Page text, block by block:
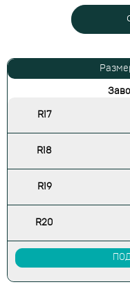
R17
R18
R19
R20